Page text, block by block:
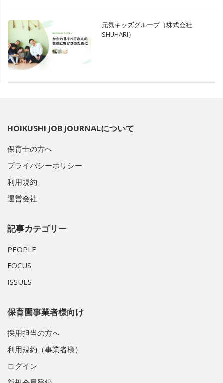
元気キッズグループ（株式会社
SHUHARI）
HOIKUSHI JOB JOURNALについて
保育士の方へ
プライバシーポリシー
利用規約
運営会社
記事カテゴリー
PEOPLE
FOCUS
ISSUES
保育園事業者様向け
採用担当の方へ
利用規約（事業者様）
ログイン